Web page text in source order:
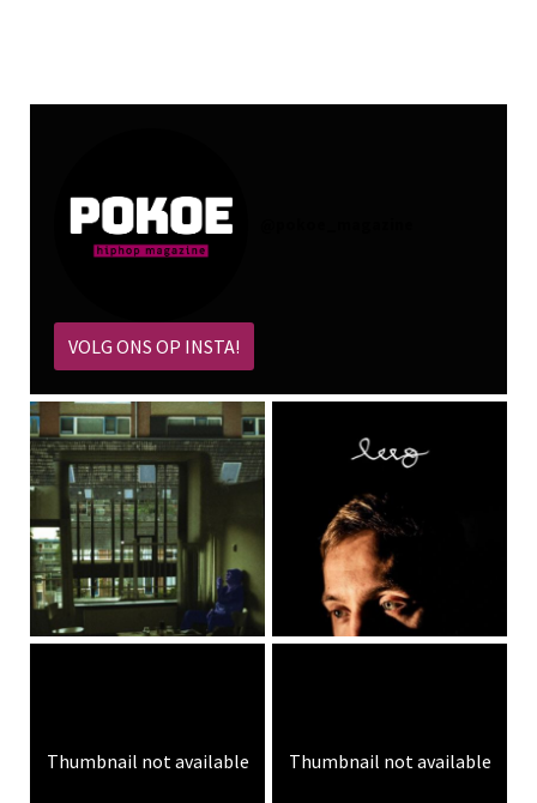
VOLG ONS OP INSTA!
Thumbnail not available Thumbnail not available